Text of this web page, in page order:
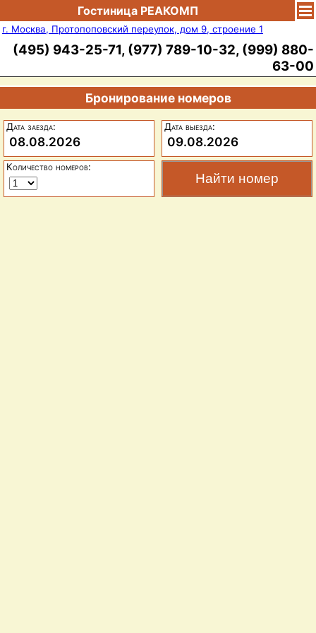
Гостиница РЕАКОМП
г. Москва, Протопоповский переулок, дом 9, строение 1
(495) 943-25-71, (977) 789-10-32, (999) 880-
63-00
Бронирование номеров
Дата заезда:
08.08.2026
Дата выезда:
09.08.2026
Количество номеров: